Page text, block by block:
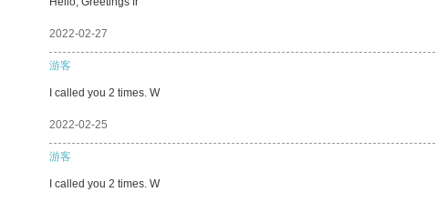
2022-02-27
游客
I called you 2 times. W
2022-02-25
游客
I called you 2 times. W